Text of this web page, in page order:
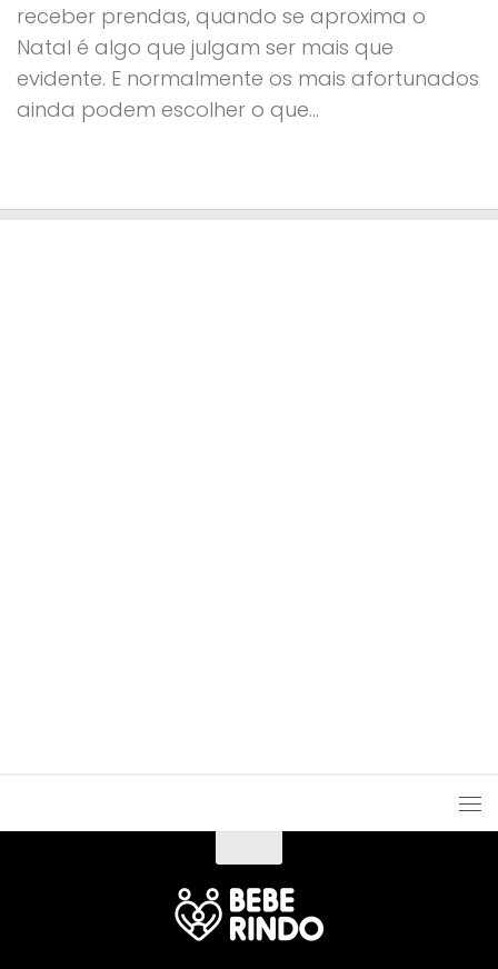
receber prendas, quando se aproxima o
Natal é algo que julgam ser mais que
evidente. E normalmente os mais afortunados
ainda podem escolher o que...